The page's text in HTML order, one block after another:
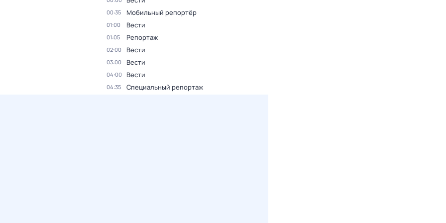
00:35 Мобильный репортёр
01:00 Вести
01:05 Репортаж
02:00 Вести
03:00 Вести
04:00 Вести
04:35 Специальный репортаж